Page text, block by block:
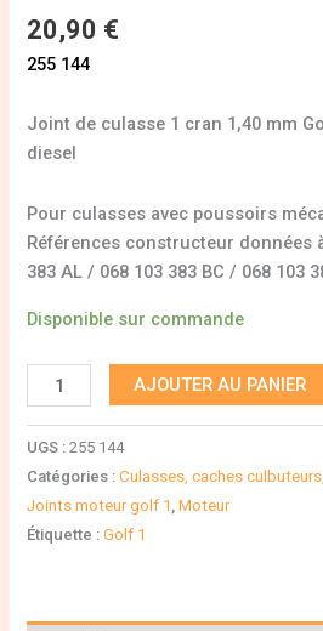
20,90 €
255 144
Joint de culasse 1 cran 1,40 mm
diesel
Pour culasses avec poussoirs
Références constructeur données
383 AL / 068 103 383 BC / 068 103
Disponible sur commande
AJOUTER AU PANIER
UGS :255 144
Catégories :Culasses, caches
Joints moteur golf 1 ,Moteur
Étiquette :Golf 1